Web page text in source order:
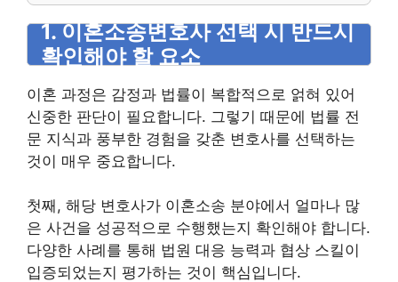
1. 이혼소송변호사 선택 시 반드시
확인해야 할 요소
이혼 과정은 감정과 법률이 복합적으로 얽혀 있어
신중한 판단이 필요합니다. 그렇기 때문에 법률 전
문 지식과 풍부한 경험을 갖춘 변호사를 선택하는
것이 매우 중요합니다.
첫째, 해당 변호사가 이혼소송 분야에서 얼마나 많
은 사건을 성공적으로 수행했는지 확인해야 합니다.
다양한 사례를 통해 법원 대응 능력과 협상 스킬이
입증되었는지 평가하는 것이 핵심입니다.